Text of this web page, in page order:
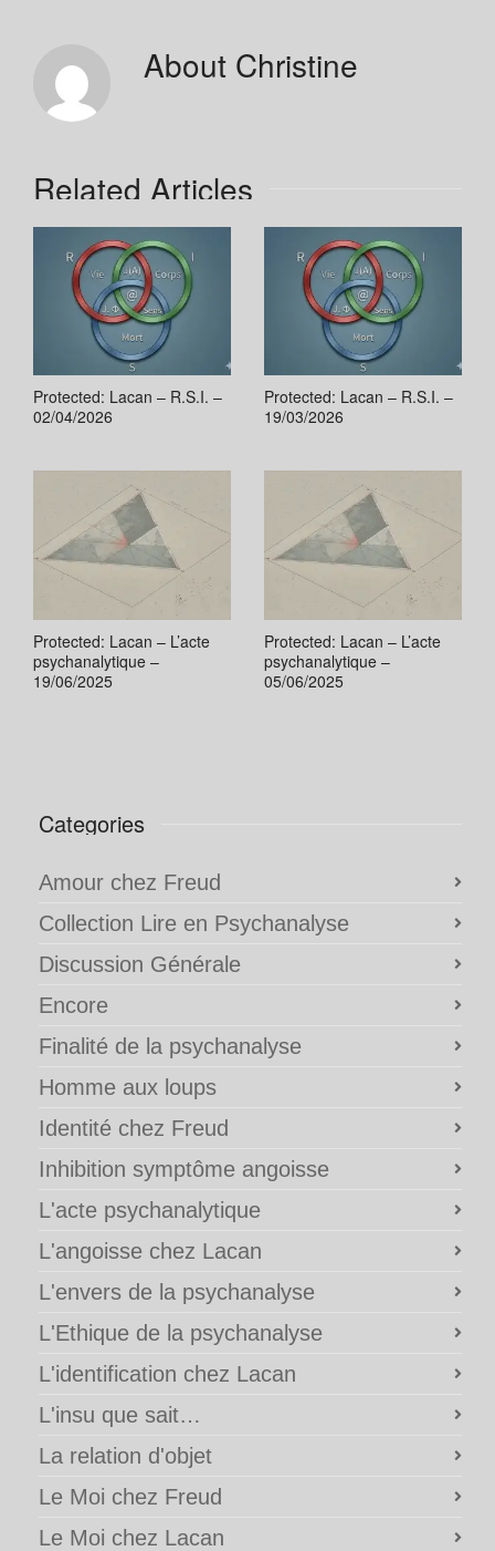
About Christine
Related Articles
Protected: Lacan – R.S.I. –
02/04/2026
Protected: Lacan – R.S.I. –
19/03/2026
Protected: Lacan – L’acte
psychanalytique –
19/06/2025
Protected: Lacan – L’acte
psychanalytique –
05/06/2025
Categories
Amour chez Freud
Collection Lire en Psychanalyse
Discussion Générale
Encore
Finalité de la psychanalyse
Homme aux loups
Identité chez Freud
Inhibition symptôme angoisse
L'acte psychanalytique
L'angoisse chez Lacan
L'envers de la psychanalyse
L'Ethique de la psychanalyse
L'identification chez Lacan
L'insu que sait…
La relation d'objet
Le Moi chez Freud
Le Moi chez Lacan